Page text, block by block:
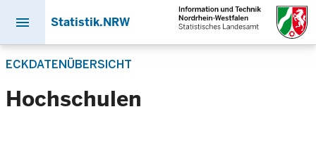
zum
menu Statistik.NRW
ECKDATENÜBERSICHT
Hochschulen